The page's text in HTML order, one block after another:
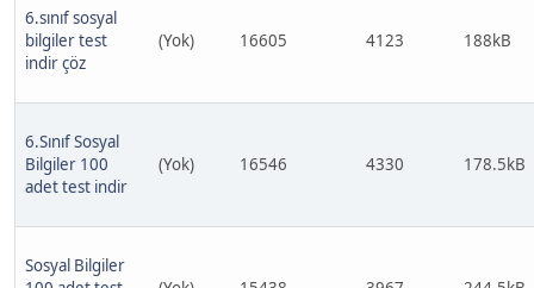
6.sınıf sosyal
bilgiler test
indir çöz
(Yok) 16605 4123 188kB
6.Sınıf Sosyal
Bilgiler 100
adet test indir
(Yok) 16546 4330 178.5kB
Sosyal Bilgiler